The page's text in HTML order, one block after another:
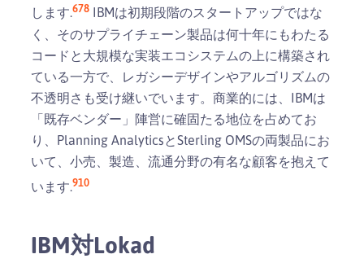
します.678 IBMは初期段階のスタートアップではな
く、そのサプライチェーン製品は何十年にもわたる
コードと大規模な実装エコシステムの上に構築され
ている一方で、レガシーデザインやアルゴリズムの
不透明さも受け継いでいます。商業的には、IBMは
「既存ベンダー」陣営に確固たる地位を占めてお
り、Planning AnalyticsとSterling OMSの両製品にお
いて、小売、製造、流通分野の有名な顧客を抱えて
います.910
IBM対Lokad